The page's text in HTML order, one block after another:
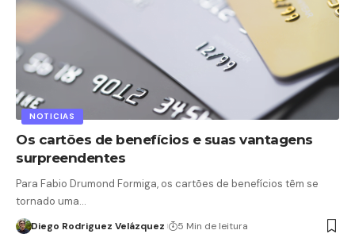
NOTICIAS
Os cartões de benefícios e suas vantagens
surpreendentes
Para Fabio Drumond Formiga, os cartões de benefícios têm se
tornado uma…
Diego Rodriguez Velázquez 5 Min de leitura